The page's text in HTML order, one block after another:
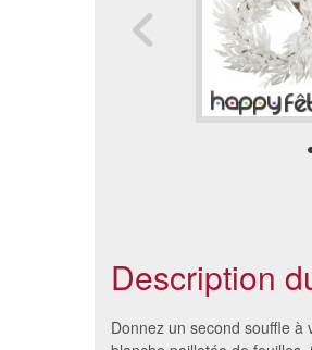
Description
Donnez un second souffle à